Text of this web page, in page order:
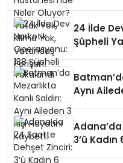
24 İlde
Şüpheli
Aynı
3’ü